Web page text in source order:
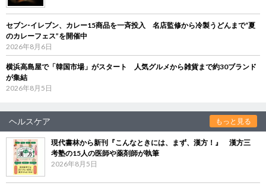
セブン‐イレブン、カレー15商品を一斉投入 名店監修から冷製うどんまで“夏
のカレーフェス”を開催中
2026年8月6日
横浜高島屋で「韓国市場」がスタート 人気グルメから雑貨まで約30ブランド
が集結
2026年8月5日
ヘルスケア もっと見る
現代書林から新刊『こんなときには、まず、漢方！』 漢方三
考塾の15人の医師や薬剤師が執筆
2026年8月5日